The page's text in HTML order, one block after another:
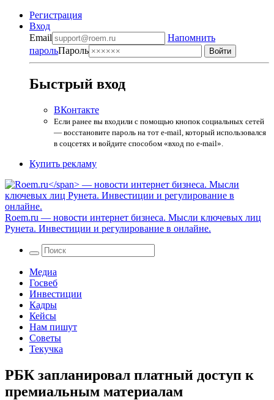
Регистрация
Вход
Email
Напомнить
парольПароль
Быстрый вход
ВКонтакте
Если ранее вы входили с помощью кнопок социальных сетей
— восстановите пароль на тот e-mail, который использовался
в соцсетях и войдите способом «вход по e-mail».
Купить рекламу
Roem.ru — новости интернет бизнеса. Мысли ключевых лиц
Рунета. Инвестиции и регулирование в онлайне.
Медиа
Госвеб
Инвестиции
Кадры
Кейсы
Нам пишут
Советы
Текучка
РБК запланировал платный доступ к
премиальным материалам